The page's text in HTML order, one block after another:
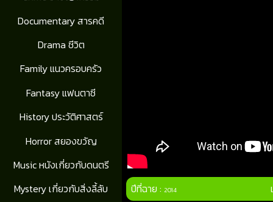
Documentary สารคดี
Drama ชีวิต
Family แนวครอบครัว
Fantasy แฟนตาซี
History ประวัติศาสตร์
Horror สยองขวัญ
Music หนังเกี่ยวกับดนตรี
Mystery เกี่ยวกับสิ่งลี้ลับ
ปีที่ฉาย :2014